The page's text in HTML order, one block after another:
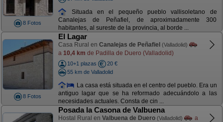
8 Fotos
Situada en el pequeño pueblo vallisoletano de
Canalejas de Peñafiel, de aproximadamente 300
habitantes, al sureste de la provincia, al borde ...
8 Fotos
El Lagar
Casa Rural en Canalejas de Peñafiel (Valladolid)
a 10,4 km de Padilla de Duero (Valladolid)
10+1 plazas
20 €
55 km de Valladolid
La casa está situada en el centro del pueblo. Era un
antiguo lagar que se ha reformado adecuándolo a las
necesidades actuales. Consta de cin ...
Posada la Casona de Valbuena
Hostal Rural en Valbuena de Duero (Valladolid)
a